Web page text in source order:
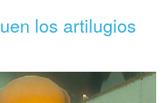
los artilugios